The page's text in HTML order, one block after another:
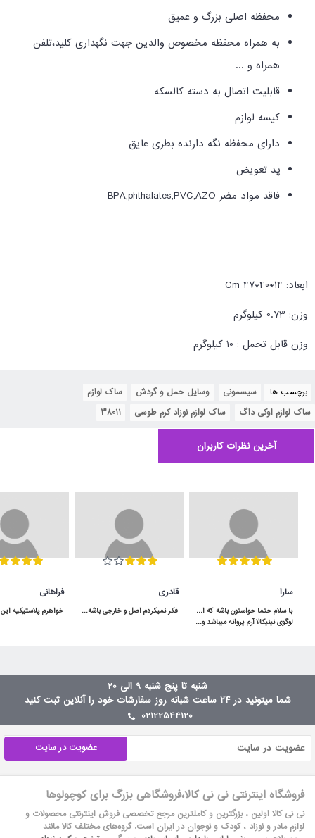
محفظه اصلی بزرگ و عمیق
به همراه محفظه مخصوص والدین جهت نگهداری کلید،تلفن
همراه و ...
قابلیت اتصال به دسته کالسکه
کیسه لوازم
دارای محفظه نگه دارنده بطری عایق
پد تعویض
فاقد مواد مضر BPA,phthalates,PVC,AZO
ابعاد: 14*40*47 Cm
وزن: 0.73 کیلوگرم
وزن قابل تحمل : 10 کیلوگرم
برچسب ها: سیسمونی وسایل حمل و گردش ساک لوازم
ساک لوازم اوکی داگ
ساک لوازم نوزاد کرم طوسی 38011
آخرین نظرات کاربران
سارا
لوگوی نینیکالا آرم پروانه میباشد و باید دقت کنن و آدرس سایت هم ninikala.com
قادری
فکر نمیکردم اصل و خارجی باشه و اینقدر به موقع به دستم برسه برعکس بقیه ی پیجا که بد قولن
فراهانی
شنبه تا پنج شنبه 9 الی 20
شما میتونید در ۲۴ ساعت شبانه روز سفارشات خود را آنلاین ثبت کنید
02122544120
عضویت در سایت
فروشگاه اینترنتی نی نی کالا،فروشگاهی بزرگ برای کوچولوها
نی نی کالا اولین ، بزرگترین و کاملترین مرجع تخصصی فروش اینترنتی محصولات و
لوازم مادر و نوزاد ، کودک و نوجوان در ایران است. گروه‏‏‌های مختلف کالا مانند